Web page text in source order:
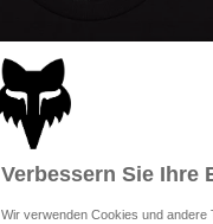
Verbessern Sie Ihre
Wir verwenden Cookies und andere